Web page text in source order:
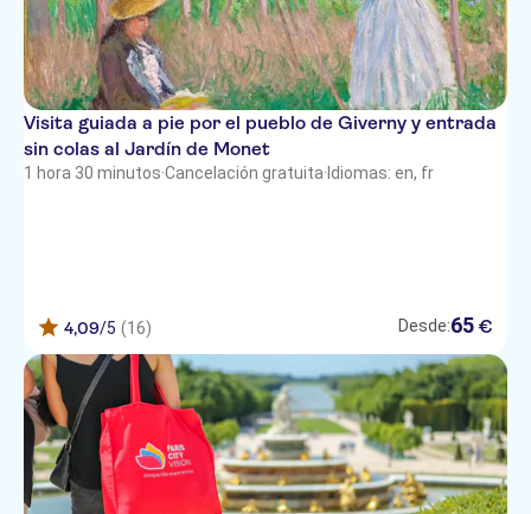
Visita guiada a pie por el pueblo de Giverny y entrada
sin colas al Jardín de Monet
1 hora 30 minutos·Cancelación gratuita· Idiomas: en, fr
4,09/5 (16) Desde:65 €